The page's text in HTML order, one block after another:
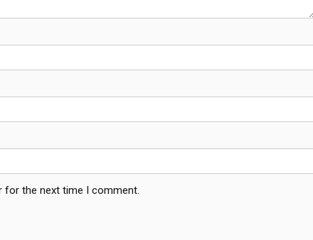
for the next time I comment.